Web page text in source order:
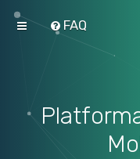
FAQ